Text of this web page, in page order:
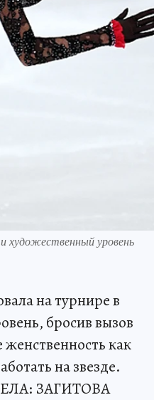
художественный уровень
на турнире в
бросив вызов
как
на звезде.
ЗАГИТОВА